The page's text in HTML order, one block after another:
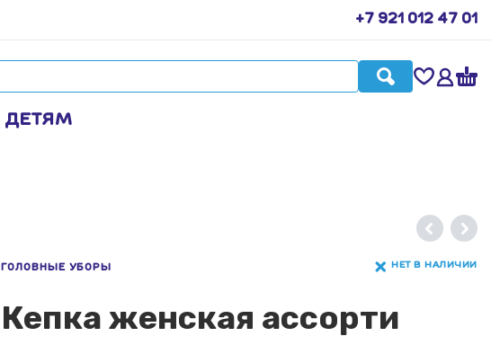
+7 921 012 47 01
ДЕТЯМ
ГОЛОВНЫЕ УБОРЫ НЕТ В НАЛИЧИИ
Кепка женская ассорти